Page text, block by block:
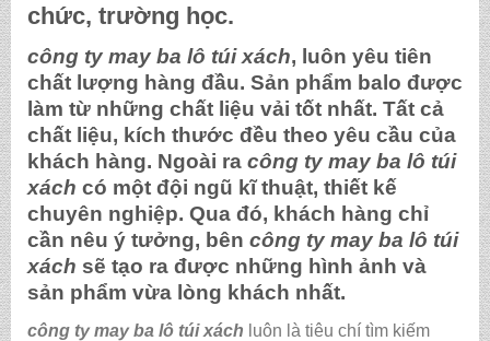
chức, trường học.
công ty may ba lô túi xách, luôn yêu tiên
chất lượng hàng đầu. Sản phẩm balo được
làm từ những chất liệu vải tốt nhất. Tất cả
chất liệu, kích thước đều theo yêu cầu của
khách hàng. Ngoài ra công ty may ba lô túi
xách có một đội ngũ kĩ thuật, thiết kế
chuyên nghiệp. Qua đó, khách hàng chỉ
cần nêu ý tưởng, bên công ty may ba lô túi
xách sẽ tạo ra được những hình ảnh và
sản phẩm vừa lòng khách nhất.
công ty may ba lô túi xách luôn là tiêu chí tìm kiếm